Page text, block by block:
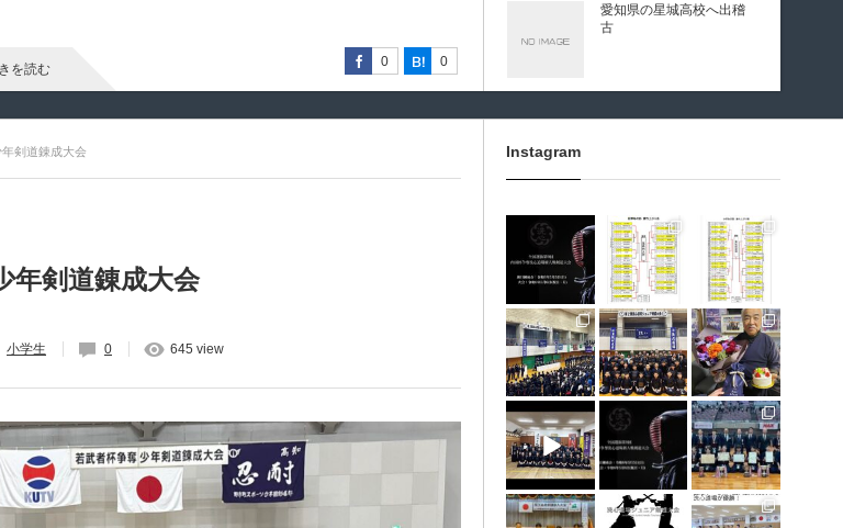
0 0
を読む 0 0
0 0
0 0
0 0
愛知県の星城高校へ出稽
古
第136回愛知県剣道道場連
盟研修会トーナメント戦
龍谷高校様 OBOG来場
広島県青春英龍館道場来
愛知県の星城高校へ出稽
剣道錬成大会
年剣道錬成大会
小学生 0 645 view
Instagram
3月 10 1月 31 1月 31
1月 30 1月 30 1月 28
12月 31 12月 5 11月 11
11月 11 11月 6 9月 11